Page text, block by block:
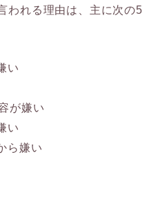
われる理由は、主に次の5
い
が嫌い
い
ら嫌い